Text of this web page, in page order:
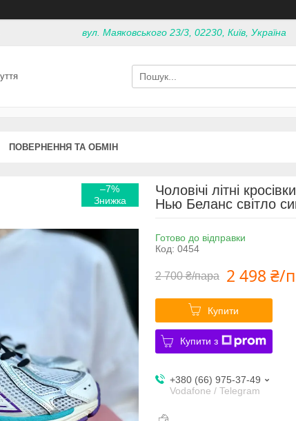
вул. Маяковського 23/3, 02230, Київ, Україна
ПОВЕРНЕННЯ ТА ОБМІН
–7%
Чоловічі літні
Нью Беланс світло
Готово до відправки
Код: 0454
2 700 ₴/пара 2 498 ₴/
Купити
Купити з
+380 (66) 975-37-49
Vodafone / Telegram